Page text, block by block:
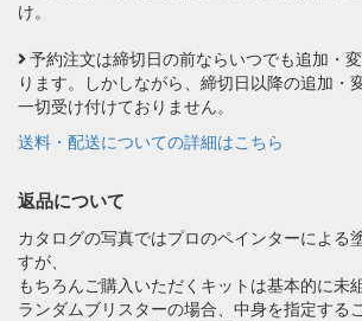
け。
予約注文は締切日の前ならいつでも追加・
ります。しかしながら、締切日以降の追加・
一切受け付けておりません。
送料・配送についての詳細はこちら
返品について
カタログの写真ではプロのペインターによる
すが、
もちろんご購入いただくキットは基本的に未
ランダムブリスターの場合、中身を指定する